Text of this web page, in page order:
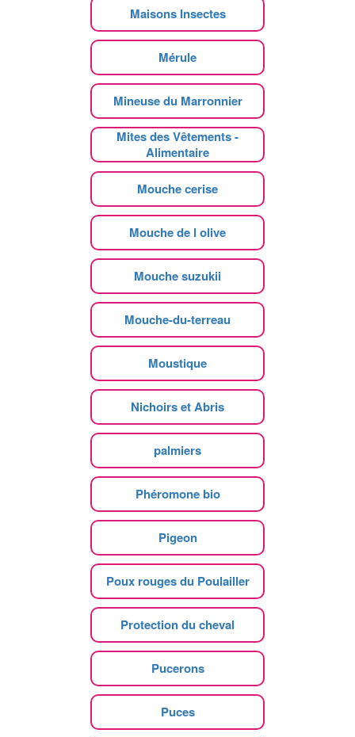
Maisons Insectes
Mérule
Mineuse du Marronnier
Mites des Vêtements -
Alimentaire
Mouche cerise
Mouche de l olive
Mouche suzukii
Mouche-du-terreau
Moustique
Nichoirs et Abris
palmiers
Phéromone bio
Pigeon
Poux rouges du Poulailler
Protection du cheval
Pucerons
Puces